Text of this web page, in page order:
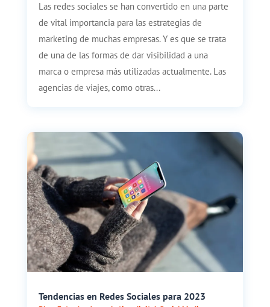
Las redes sociales se han convertido en una parte
de vital importancia para las estrategias de
marketing de muchas empresas. Y es que se trata
de una de las formas de dar visibilidad a una
marca o empresa más utilizadas actualmente. Las
agencias de viajes, como otras...
Tendencias en Redes Sociales para 2023